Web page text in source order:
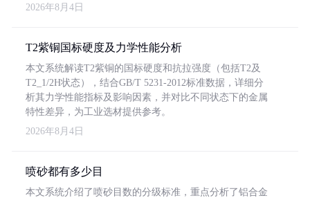
2026年8月4日
T2紫铜国标硬度及力学性能分析
本文系统解读T2紫铜的国标硬度和抗拉强度（包括T2及
T2_1/2H状态），结合GB/T 5231-2012标准数据，详细分
析其力学性能指标及影响因素，并对比不同状态下的金属
特性差异，为工业选材提供参考。
2026年8月4日
喷砂都有多少目
本文系统介绍了喷砂目数的分级标准，重点分析了铝合金